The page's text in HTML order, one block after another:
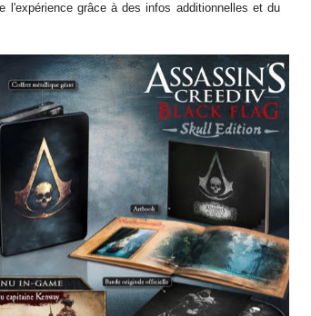
l'expérience grâce à des infos additionnelles et du